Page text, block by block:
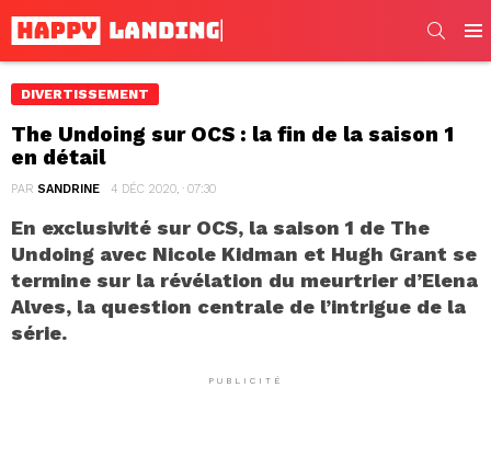
DIVERTISSEMENT
The Undoing sur OCS : la fin de la saison 1
en détail
PAR SANDRINE 4 DÉC 2020, · 07:30
En exclusivité sur OCS, la saison 1 de The
Undoing avec Nicole Kidman et Hugh Grant se
termine sur la révélation du meurtrier d’Elena
Alves, la question centrale de l’intrigue de la
série.
PUBLICITÉ